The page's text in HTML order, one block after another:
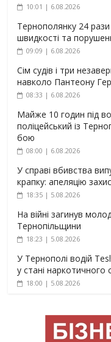
10:01 | 6.08.2026
Тернополянку 24
швидкості та
09:09 | 6.08.2026
Сім судів і три
навколо Пантеону
08:33 | 6.08.2026
Майже 10 годин під
поліцейський із
бою
08:00 | 6.08.2026
У справі вбивства
крапку: апеляцію
18:35 | 5.08.2026
На війні загинув
Тернопільщини
18:23 | 5.08.2026
У Тернополі водій
у стані наркотичного
18:00 | 5.08.2026